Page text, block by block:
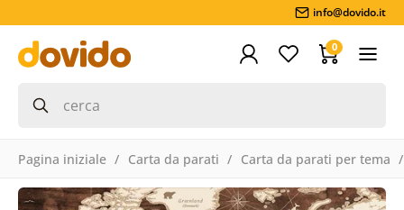
info@dovido.it
0
Pagina iniziale Carta da parati Carta da parati per tema